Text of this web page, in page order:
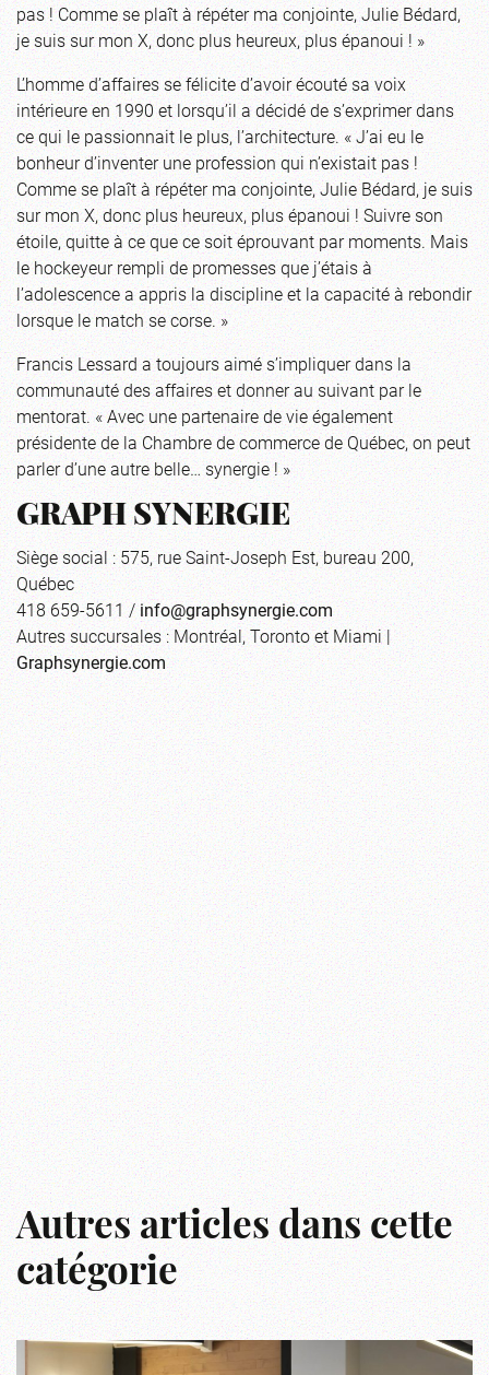
pas ! Comme se plaît à répéter ma conjointe, Julie Bédard,
je suis sur mon X, donc plus heureux, plus épanoui ! »
L’homme d’affaires se félicite d’avoir écouté sa voix
intérieure en 1990 et lorsqu’il a décidé de s’exprimer dans
ce qui le passionnait le plus, l’architecture. « J’ai eu le
bonheur d’inventer une profession qui n’existait pas !
Comme se plaît à répéter ma conjointe, Julie Bédard, je suis
sur mon X, donc plus heureux, plus épanoui ! Suivre son
étoile, quitte à ce que ce soit éprouvant par moments. Mais
le hockeyeur rempli de promesses que j’étais à
l’adolescence a appris la discipline et la capacité à rebondir
lorsque le match se corse. »
Francis Lessard a toujours aimé s’impliquer dans la
communauté des affaires et donner au suivant par le
mentorat. « Avec une partenaire de vie également
présidente de la Chambre de commerce de Québec, on peut
parler d’une autre belle… synergie ! »
GRAPH SYNERGIE
Siège social : 575, rue Saint-Joseph Est, bureau 200,
Québec
418 659-5611 /info@graphsynergie.com
Autres succursales : Montréal, Toronto et Miami |
Graphsynergie.com
Autres articles dans cette
catégorie